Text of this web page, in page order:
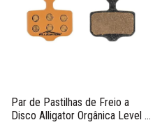
Par de Pastilhas de Freio a
Disco Alligator Orgânica Level /